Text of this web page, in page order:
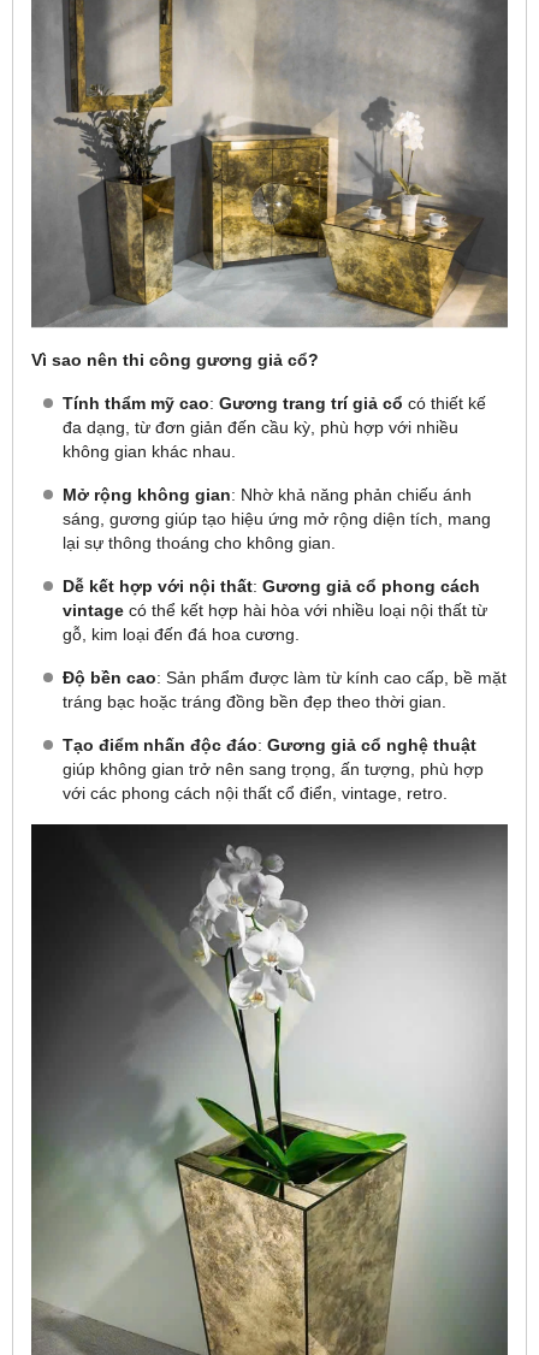
Vì sao nên thi công gương giả cổ?
Tính thẩm mỹ cao: Gương trang trí giả cổ có thiết kế
đa dạng, từ đơn giản đến cầu kỳ, phù hợp với nhiều
không gian khác nhau.
Mở rộng không gian: Nhờ khả năng phản chiếu ánh
sáng, gương giúp tạo hiệu ứng mở rộng diện tích, mang
lại sự thông thoáng cho không gian.
Dễ kết hợp với nội thất: Gương giả cổ phong cách
vintage có thể kết hợp hài hòa với nhiều loại nội thất từ
gỗ, kim loại đến đá hoa cương.
Độ bền cao: Sản phẩm được làm từ kính cao cấp, bề mặt
tráng bạc hoặc tráng đồng bền đẹp theo thời gian.
Tạo điểm nhấn độc đáo: Gương giả cổ nghệ thuật
giúp không gian trở nên sang trọng, ấn tượng, phù hợp
với các phong cách nội thất cổ điển, vintage, retro.